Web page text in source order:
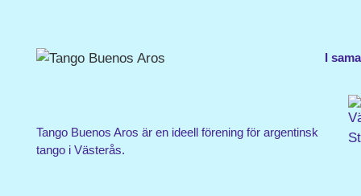
Tango Buenos Aros är en ideell förening för argentinsk
tango i Västerås.
I